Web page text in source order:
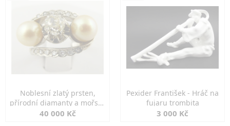
Noblesní zlatý prsten,
přírodní diamanty a mořské
perly
40 000 Kč
Pexider František - Hráč na
fujaru trombita
3 000 Kč